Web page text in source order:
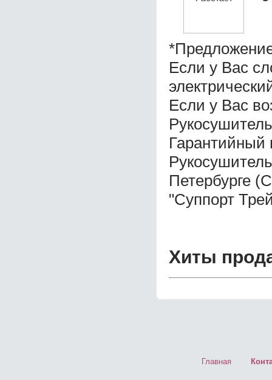
Если у Вас
Если у Вас
Гарантийный
Петербурге
"Суппорт
Хиты
Главная